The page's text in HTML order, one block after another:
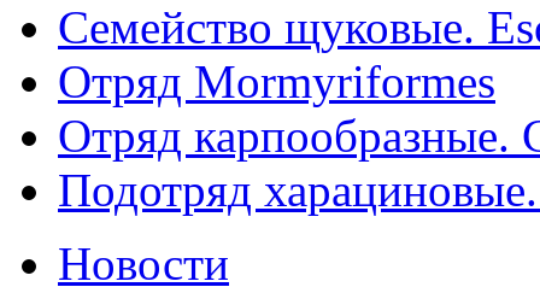
Семейство щуковые.
Отряд Mormyriformes
Отряд карпообразные.
Подотряд
Новости